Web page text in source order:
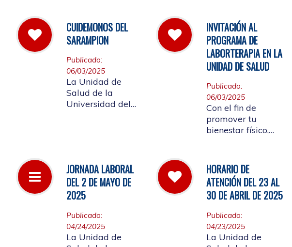
habrá atención en
las instalaciones
de la entidad.
julio de 2025 Por
la cual se convoca
a la elección del
Representante de
los Pensionados
cotizantes al
Consejo de Salud
CUIDEMONOS DEL
SARAMPION
Publicado:
06/03/2025
La Unidad de
Salud de la
Universidad del
contagiarlo a otras
personas. La
vacuna es segura
a combatir el virus
INVITACIÓN AL
PROGRAMA DE
LABORTERAPIA EN LA
UNIDAD DE SALUD
Publicado:
06/03/2025
Con el fin de
promover tu
bienestar físico,
Unidad de Salud
realizará la
apertura de
Laborterapia
JORNADA LABORAL
DEL 2 DE MAYO DE
2025
Publicado:
04/24/2025
La Unidad de
HORARIO DE
ATENCIÓN DEL 23 AL
30 DE ABRIL DE 2025
Publicado:
04/23/2025
La Unidad de